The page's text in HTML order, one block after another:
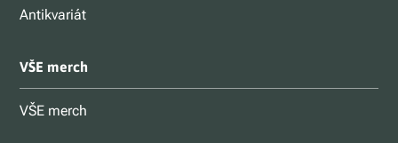
Antikvariát
VŠE merch
VŠE merch